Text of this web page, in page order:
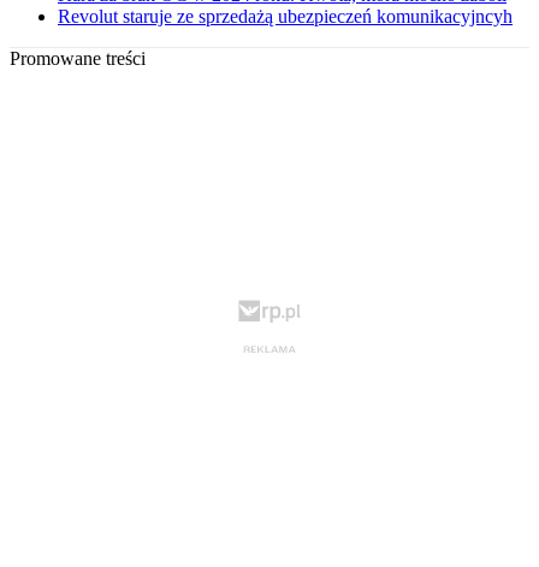
Revolut staruje ze sprzedażą ubezpieczeń komunikacyjncyh
Promowane treści